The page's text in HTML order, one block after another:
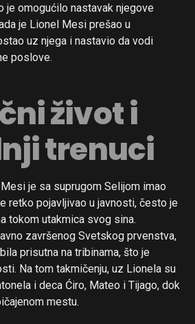
je omogućilo nastavak njegove
je Lionel Mesi prešao u
uz njega i nastavio da vodi
poslove.
život i
trenuci
je sa suprugom Selijom imao
retko pojavljivao u javnosti, često je
tokom utakmica svog sina.
završenog Svetskog prvenstva,
prisutna na tribinama, što je
Na tom takmičenju, uz Lionela su
i deca Ćiro, Mateo i Tijago, dok
mestu.